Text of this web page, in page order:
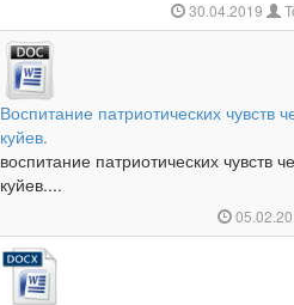
30.04.2019
Воспитание патриотических чувств
куйев.
воспитание патриотических чувств
куйев....